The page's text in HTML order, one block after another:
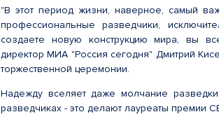
"В этот период жизни, наверное, самый
профессиональные разведчики,
создаете новую конструкцию мира, вы
директор МИА "Россия сегодня" Дмитрий
торжественной церемонии.
Надежду вселяет даже молчание
разведчиках - это делают лауреаты премии